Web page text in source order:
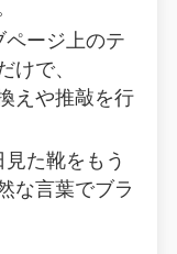
ページ上のテ
で、
えや推敲を行
見た靴をもう
な言葉でブラ